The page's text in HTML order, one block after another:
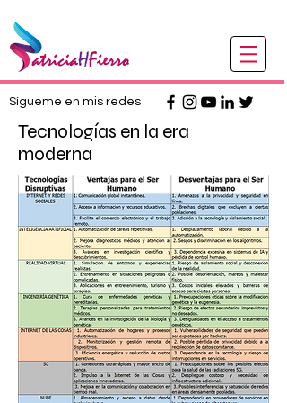
Sígueme en mis redes
Tecnologías en la era
moderna